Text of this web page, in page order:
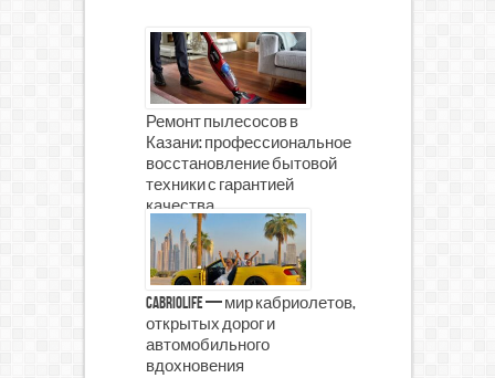
Ремонт пылесосов в
Казани: профессиональное
восстановление бытовой
техники с гарантией
качества
CabrioLife — мир кабриолетов,
открытых дорог и
автомобильного
вдохновения